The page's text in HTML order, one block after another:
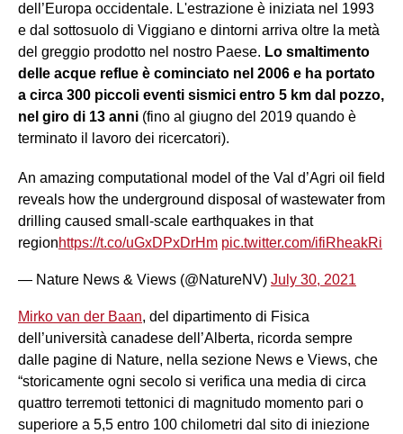
dell’Europa occidentale. L'estrazione è iniziata nel 1993
e dal sottosuolo di Viggiano e dintorni arriva oltre la metà
del greggio prodotto nel nostro Paese. Lo smaltimento
delle acque reflue è cominciato nel 2006 e ha portato
a circa 300 piccoli eventi sismici entro 5 km dal pozzo,
nel giro di 13 anni (fino al giugno del 2019 quando è
terminato il lavoro dei ricercatori).
An amazing computational model of the Val d’Agri oil field
reveals how the underground disposal of wastewater from
drilling caused small-scale earthquakes in that
regionhttps://t.co/uGxDPxDrHm pic.twitter.com/ifiRheakRi
— Nature News & Views (@NatureNV) July 30, 2021
Mirko van der Baan, del dipartimento di Fisica
dell’università canadese dell’Alberta, ricorda sempre
dalle pagine di Nature, nella sezione News e Views, che
“storicamente ogni secolo si verifica una media di circa
quattro terremoti tettonici di magnitudo momento pari o
superiore a 5,5 entro 100 chilometri dal sito di iniezione